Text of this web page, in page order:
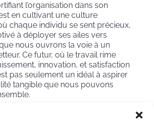
l’organisation dans son
en cultivant une culture
chaque individu se sent précieux,
à déployer ses ailes vers
que nous ouvrons la voie à un
Ce futur, où le travail rime
innovation, et satisfaction
pas seulement un idéal à aspirer
tangible que nous pouvons